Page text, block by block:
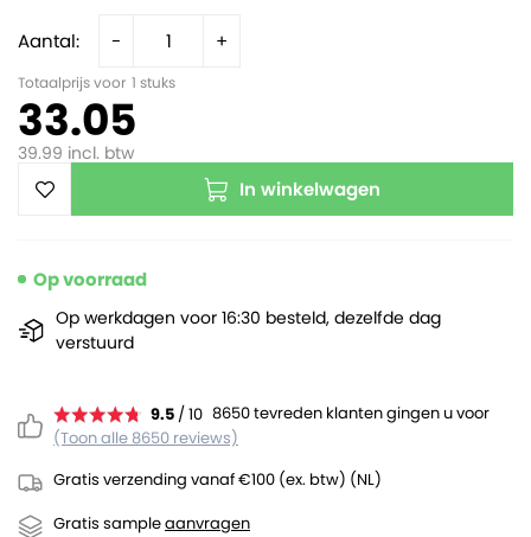
Aantal: - +
Totaalprijs voor 1 stuks
33.05
39.99 incl. btw
In winkelwagen
9.5 / 10 8650 tevreden klanten gingen u voor
(Toon alle 8650 reviews)
Gratis verzending vanaf €100 (ex. btw) (NL)
Gratis sampleaanvragen
Op voorraad
Op werkdagen voor 16:30 besteld, dezelfde dag
verstuurd